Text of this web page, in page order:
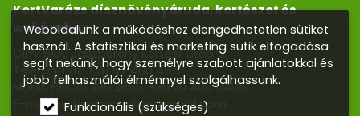
KertVarázs dísznövényáruda, kertészet és
webáruház
Cím: 5100 Jászberény Kertész utca 5.
Telefon/Fax: +36 57 400 455
Mobil:+36 30 390 2856,+36 20 405 0405
E-mail:kertvarazs.online@gmail.com
Weboldalunk a működéshez elengedhetetlen sütiket
használ. A statisztikai és marketing sütik elfogadása
segít nekünk, hogy személyre szabott ajánlatokkal és
jobb felhasználói élménnyel szolgálhassunk.
Funkcionális (szükséges)